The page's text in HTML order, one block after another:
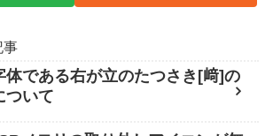
事
体である右が立のたつさき[﨑]の
ついて